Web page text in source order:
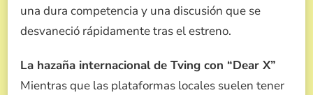
una dura competencia y una discusión que se
desvaneció rápidamente tras el estreno.
La hazaña internacional de Tving con “Dear X”
Mientras que las plataformas locales suelen tener